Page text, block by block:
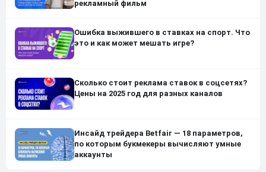
рекламный фильм
Ошибка выжившего в ставках на спорт. Что
это и как может мешать игре?
Сколько стоит реклама ставок в соцсетях?
Цены на 2025 год для разных каналов
Инсайд трейдера Betfair — 18 параметров,
по которым букмекеры вычисляют умные
аккаунты